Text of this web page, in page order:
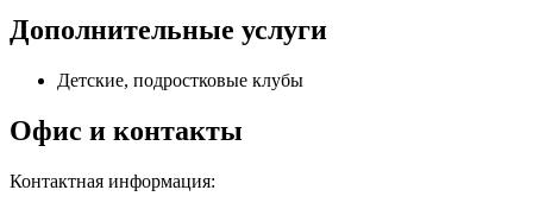
Дополнительные услуги
Детские, подростковые клубы
Офис и контакты
Контактная информация: